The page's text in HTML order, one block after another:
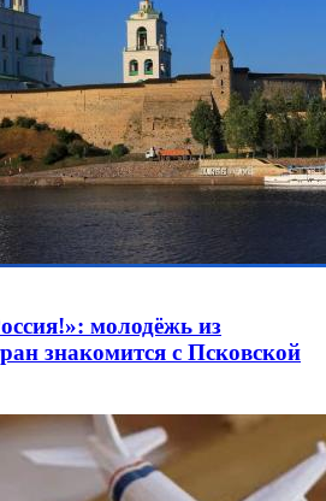
молодёжь из
знакомится с Псковской